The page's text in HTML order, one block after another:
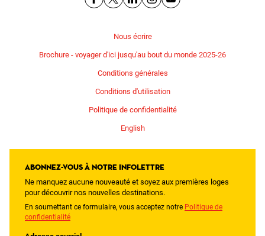
Nous écrire
Brochure - voyager d'ici jusqu'au bout du monde 2025-26
Conditions générales
Conditions d'utilisation
Politique de confidentialité
English
Abonnez-vous à notre infolettre
Ne manquez aucune nouveauté et soyez aux premières loges
pour découvrir nos nouvelles destinations.
En soumettant ce formulaire, vous acceptez notre Politique de
confidentialité